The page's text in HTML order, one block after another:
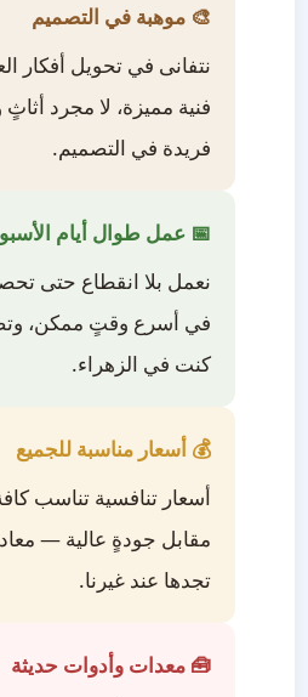
🎨 موهبة في التصميم
نتفانى في تحويل أفكار
فنية مميزة، لا مجرد
فريدة في التصميم.
📅 عمل طوال أيام
نعمل بلا انقطاع حتى
في أسرع وقتٍ ممكن،
كنت في الزهراء.
💰 أسعار مناسبة للجميع
أسعار تنافسية تناسب
مقابل جودةٍ عالية —
تجدها عند غيرنا.
🧰 معدات وأدوات حديثة